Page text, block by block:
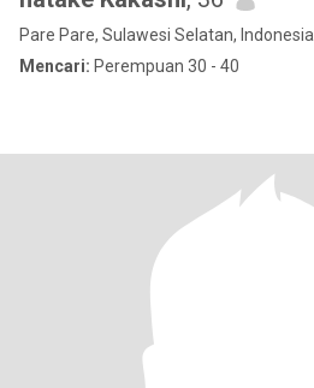
Pare Pare, Sulawesi Selatan, Indonesia
Mencari: Perempuan 30 - 40